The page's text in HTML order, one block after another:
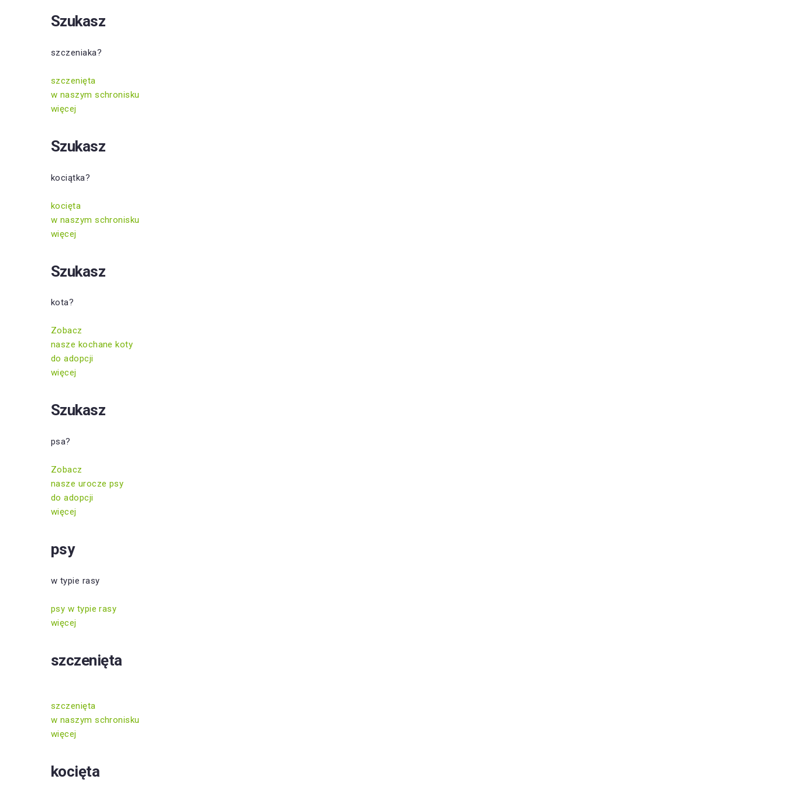
Szukasz
szczeniaka?
szczenięta
w naszym schronisku
więcej
Szukasz
kociątka?
kocięta
w naszym schronisku
więcej
Szukasz
kota?
Zobacz
nasze kochane koty
do adopcji
więcej
Szukasz
psa?
Zobacz
nasze urocze psy
do adopcji
więcej
psy
w typie rasy
psy w typie rasy
więcej
szczenięta
szczenięta
w naszym schronisku
więcej
kocięta